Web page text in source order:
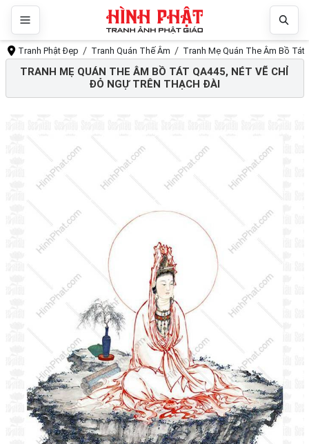
Tranh Phật Đẹp Tranh Quán Thế Âm Tranh Mẹ Quán The Âm Bồ
TRANH MẸ QUÁN THE ÂM BỒ TÁT QA445, NÉT VẼ CHỈ
ĐỎ NGỰ TRÊN THẠCH ĐÀI